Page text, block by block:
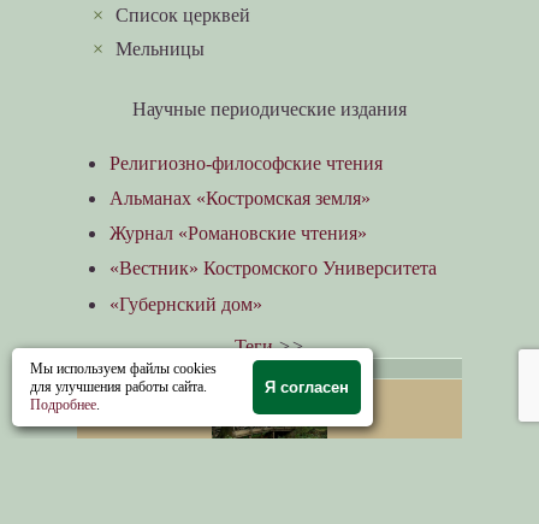
×Список церквей
×Мельницы
Научные периодические издания
Религиозно-философские чтения
Альманах «Костромская земля»
Журнал «Романовские чтения»
«Вестник» Костромского Университета
«Губернский дом»
Теги >>
ПУБЛИКАЦИИ
Мы используем файлы cookies
для улучшения работы сайта.
Подробнее.
Я согласен